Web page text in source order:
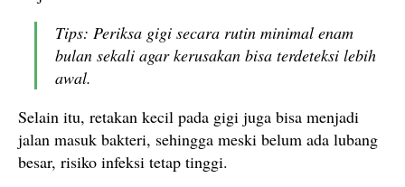
Tips: Periksa gigi secara rutin minimal enam
bulan sekali agar kerusakan bisa terdeteksi lebih
awal.
Selain itu, retakan kecil pada gigi juga bisa menjadi
jalan masuk bakteri, sehingga meski belum ada lubang
besar, risiko infeksi tetap tinggi.